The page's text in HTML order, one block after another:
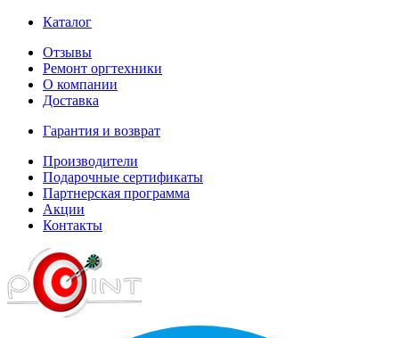
Каталог
Отзывы
Ремонт оргтехники
О компании
Доставка
Гарантия и возврат
Производители
Подарочные сертификаты
Партнерская программа
Акции
Контакты